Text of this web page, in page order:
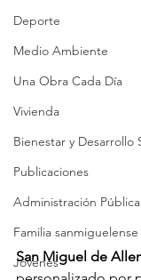
Deporte
Medio Ambiente
Una Obra Cada Día
Vivienda
Bienestar y Desarrollo
Publicaciones
Administración Pública
Familia sanmiguelense
Jóvenes
San Miguel de